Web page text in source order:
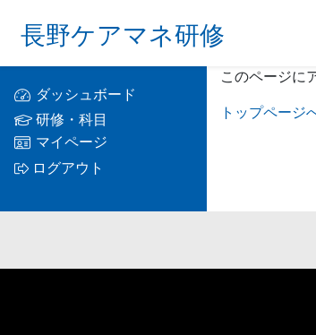
長野ケアマネ研修
ダッシュボード
研修・科目
マイページ
ログアウト
このページに
トップページ